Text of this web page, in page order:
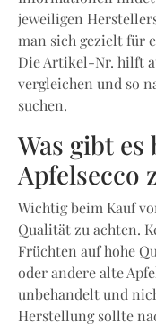
jeweiligen
man sich gezielt für
Die Artikel-Nr. hilft
vergleichen und so
suchen.
Was gibt es
Apfelsecco
Wichtig beim Kauf
Qualität zu achten.
Früchten auf hohe
oder andere alte
unbehandelt und
Herstellung sollte